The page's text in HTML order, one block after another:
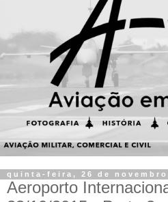
quinta-feira, 26 de novembro
Aeroporto